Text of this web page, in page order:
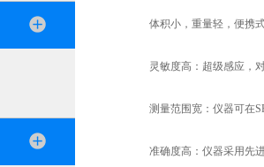
体积小，重量轻，便携式
灵敏度高：超级感应，对
测量范围宽：仪器可在
准确度高：仪器采用先进